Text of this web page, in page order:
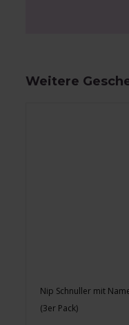
Weitere
Nip Schnuller mit
(3er Pack)